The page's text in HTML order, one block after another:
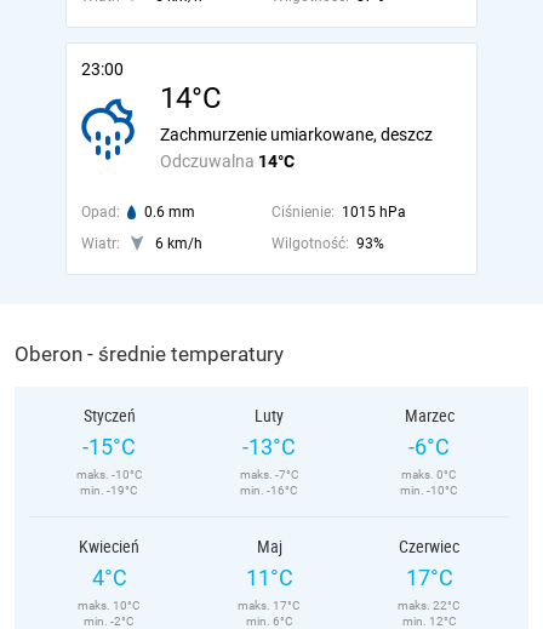
23:00
14°C
Odczuwalna 14°C
Zachmurzenie umiarkowane, deszcz
Opad: 0.6 mm Ciśnienie: 1015 hPa
Wiatr:
6 km/h Wilgotność: 93%
Oberon - średnie temperatury
Styczeń
-15°C
maks. -10°C
min. -19°C
Luty
-13°C
maks. -7°C
min. -16°C
Marzec
-6°C
maks. 0°C
min. -10°C
Kwiecień
4°C
maks. 10°C
min. -2°C
Maj
11°C
maks. 17°C
min. 6°C
Czerwiec
17°C
maks. 22°C
min. 12°C